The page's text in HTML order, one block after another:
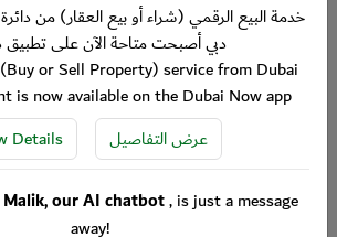
خدمة البيع الرقمي (شراء أو بيع العقار) من
دبي أصبحت متاحة الآن على تطبيق
or Sell Property) service from Dubai
is now available on the Dubai Now app
Details
عرض التفاصيل
Malik, our AI chatbot, is just a message
away!